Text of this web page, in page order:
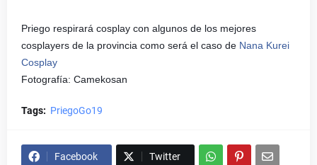
Priego respirará cosplay con algunos de los mejores
cosplayers de la provincia como será el caso de Nana Kurei
Cosplay
Fotografía: Camekosan
Tags: PriegoGo19
Facebook Twitter